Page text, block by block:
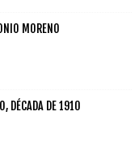
MORENO
DÉCADA DE 1910